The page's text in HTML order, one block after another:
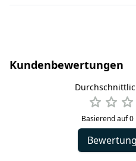
Kundenbewertungen
Basierend auf